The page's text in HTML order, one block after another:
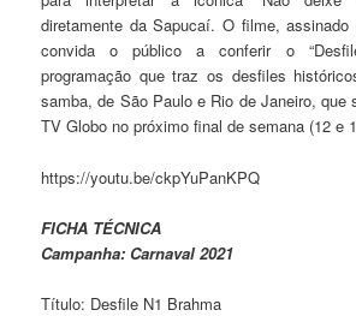
diretamente da Sapucaí. O filme, assinado
convida o público a conferir o
programação que traz os desfiles
samba, de São Paulo e Rio de Janeiro, que
TV Globo no próximo final de semana (12 e
https://youtu.be/ckpYuPanKPQ
FICHA TÉCNICA
Campanha: Carnaval 2021
Título: Desfile N1 Brahma